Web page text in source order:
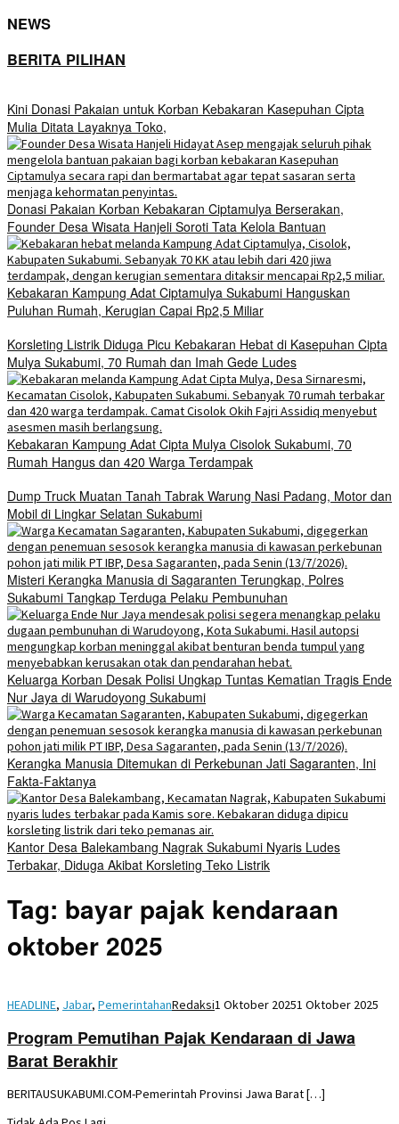
NEWS
BERITA PILIHAN
Kini Donasi Pakaian untuk Korban Kebakaran Kasepuhan Cipta
Mulia Ditata Layaknya Toko,
Donasi Pakaian Korban Kebakaran Ciptamulya Berserakan,
Founder Desa Wisata Hanjeli Soroti Tata Kelola Bantuan
Kebakaran Kampung Adat Ciptamulya Sukabumi Hanguskan
Puluhan Rumah, Kerugian Capai Rp2,5 Miliar
Korsleting Listrik Diduga Picu Kebakaran Hebat di Kasepuhan Cipta
Mulya Sukabumi, 70 Rumah dan Imah Gede Ludes
Kebakaran Kampung Adat Cipta Mulya Cisolok Sukabumi, 70
Rumah Hangus dan 420 Warga Terdampak
Dump Truck Muatan Tanah Tabrak Warung Nasi Padang, Motor dan
Mobil di Lingkar Selatan Sukabumi
Misteri Kerangka Manusia di Sagaranten Terungkap, Polres
Sukabumi Tangkap Terduga Pelaku Pembunuhan
Keluarga Korban Desak Polisi Ungkap Tuntas Kematian Tragis Ende
Nur Jaya di Warudoyong Sukabumi
Kerangka Manusia Ditemukan di Perkebunan Jati Sagaranten, Ini
Fakta-Faktanya
Kantor Desa Balekambang Nagrak Sukabumi Nyaris Ludes
Terbakar, Diduga Akibat Korsleting Teko Listrik
Tag: bayar pajak kendaraan
oktober 2025
HEADLINE, Jabar, PemerintahanRedaksi1 Oktober 20251 Oktober 2025
Program Pemutihan Pajak Kendaraan di Jawa
Barat Berakhir
BERITAUSUKABUMI.COM-Pemerintah Provinsi Jawa Barat […]